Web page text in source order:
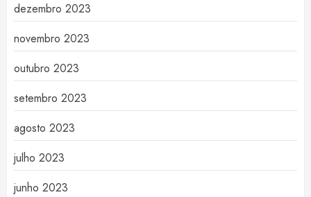
dezembro 2023
novembro 2023
outubro 2023
setembro 2023
agosto 2023
julho 2023
junho 2023